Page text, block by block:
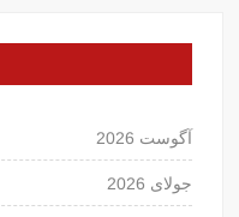
آگوست 2026
جولای 2026